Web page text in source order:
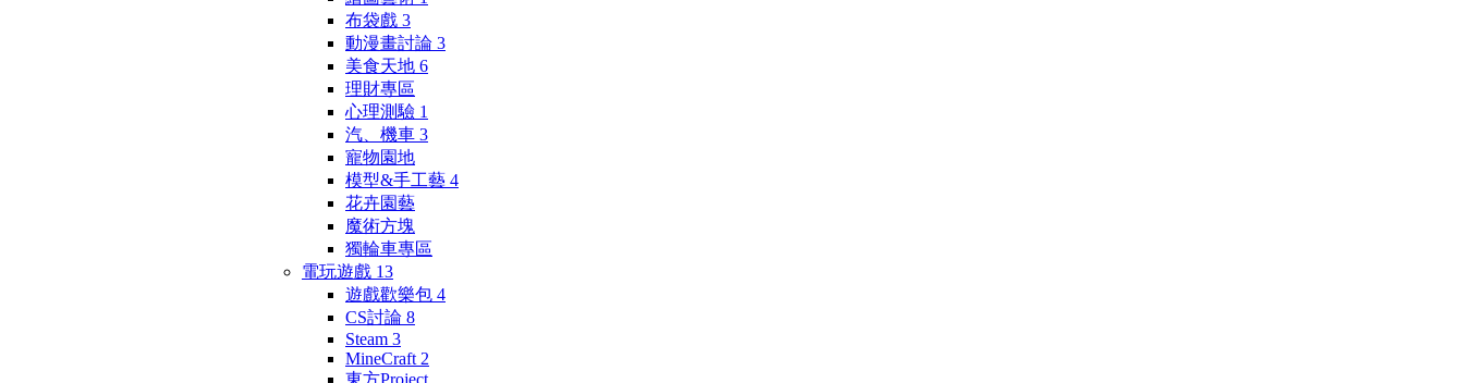
布袋戲 3
動漫畫討論 3
美食天地 6
理財專區
心理測驗 1
汽、機車 3
寵物園地
模型&手工藝 4
花卉園藝
魔術方塊
獨輪車專區
電玩遊戲 13
遊戲歡樂包 4
CS討論 8
Steam 3
MineCraft 2
東方Project